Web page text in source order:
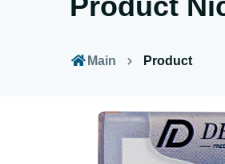
Main Product